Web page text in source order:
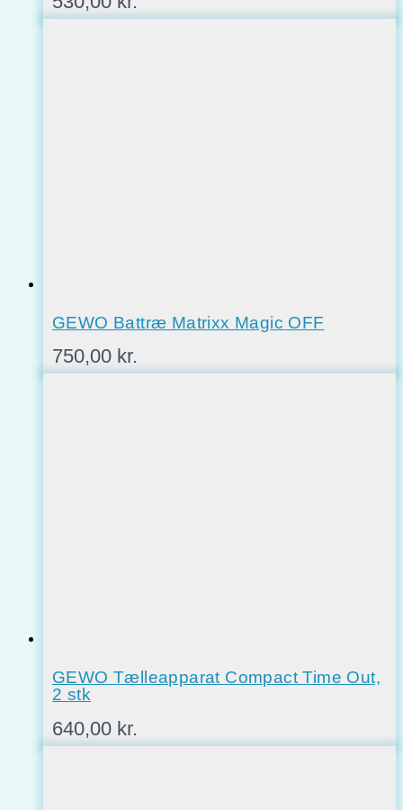
GEWO Battræ Matrixx Magic OFF
750,00 kr.
GEWO Tælleapparat Compact Time Out,
2 stk
640,00 kr.